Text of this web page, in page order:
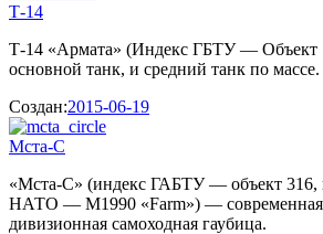
Т-14
Т-14 «Армата» (Индекс ГБТУ — Объект
основной танк, и средний танк по массе.
Создан:2015-06-19
Мста-С
«Мста-С» (индекс ГАБТУ — объект 316,
НАТО — M1990 «Farm») — современная
дивизионная самоходная гаубица.